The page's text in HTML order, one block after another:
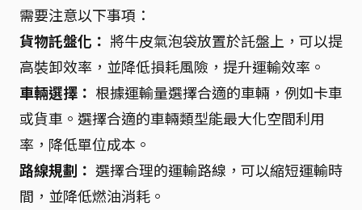
需要注意以下事項：
貨物託盤化： 將牛皮氣泡袋放置於託盤上，可以提
高裝卸效率，並降低損耗風險，提升運輸效率。
車輛選擇： 根據運輸量選擇合適的車輛，例如卡車
或貨車。選擇合適的車輛類型能最大化空間利用
率，降低單位成本。
路線規劃： 選擇合理的運輸路線，可以縮短運輸時
間，並降低燃油消耗。